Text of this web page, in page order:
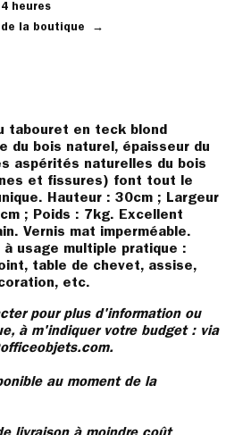
heures
la boutique →
tabouret en teck blond
du bois naturel, épaisseur du
aspérités naturelles du bois
et fissures) font tout le
Hauteur : 30cm ; Largeur
; Poids : 7kg. Excellent
Vernis mat imperméable.
à usage multiple pratique :
table de chevet, assise,
etc.
pour plus d'information ou
à m'indiquer votre budget : via
au moment de la